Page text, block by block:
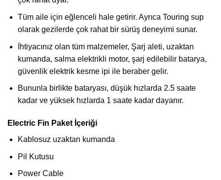
Tüm aile için eğlenceli hale getirir. Ayrıca Touring sup
olarak gezilerde çok rahat bir sürüş deneyimi sunar.
İhtiyacınız olan tüm malzemeler, Şarj aleti, uzaktan
kumanda, salma elektrikli motor, şarj edilebilir batarya,
güvenlik elektrik kesme ipi ile beraber gelir.
Bununla birlikte bataryası, düşük hızlarda 2.5 saate
kadar ve yüksek hızlarda 1 saate kadar dayanır.
Electric Fin Paket İçeriği
Kablosuz uzaktan kumanda
Pil Kutusu
Power Cable